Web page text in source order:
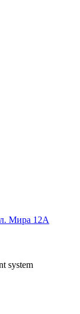
Мира 12А